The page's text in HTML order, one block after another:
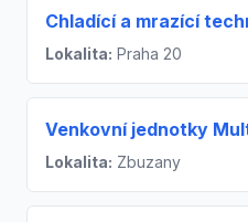
Chladící a mrazící
Lokalita: Praha 20
Venkovní jednotky
Lokalita: Zbuzany